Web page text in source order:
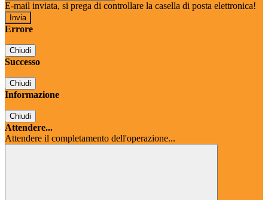
E-mail inviata, si prega di controllare la casella di posta elettronica!
Errore
Chiudi
Successo
Chiudi
Informazione
Chiudi
Attendere...
Attendere il completamento dell'operazione...